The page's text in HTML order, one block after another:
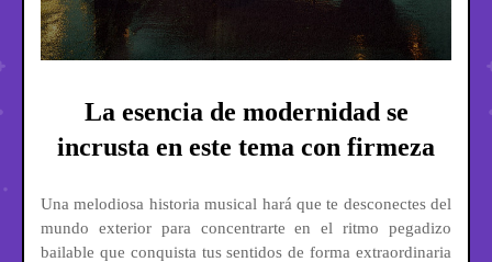
La esencia de modernidad se
incrusta en este tema con firmeza
Una melodiosa historia musical hará que te desconectes del
mundo exterior para concentrarte en el ritmo pegadizo
bailable que conquista tus sentidos de forma extraordinaria